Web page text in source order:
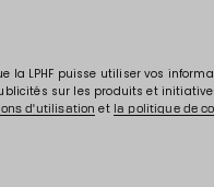
la LPHF puisse utiliser vos
sur les produits et
d'utilisation et la politique de